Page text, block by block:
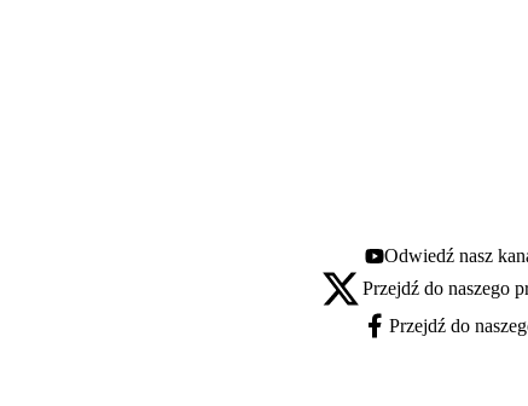
Youtube - otwiera się w
Odwiedź nasz
X - otwiera się w nowej karcie
Przejdź do naszego
Facebook - otwiera się w
Przejdź do